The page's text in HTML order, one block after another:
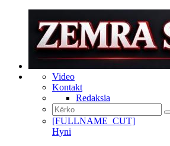
Video
Kontakt
Redaksia
[FULLNAME_CUT]
Hyni